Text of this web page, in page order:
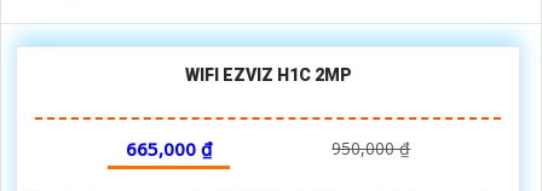
WIFI EZVIZ H1C 2MP
665,000 ₫ 950,000 ₫